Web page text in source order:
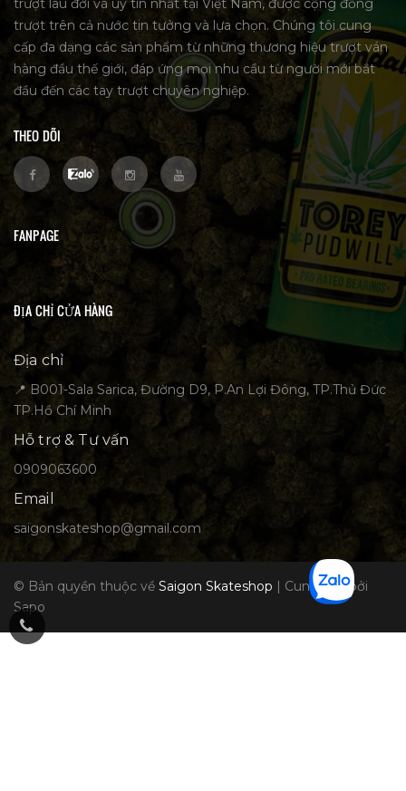
trượt lâu đời và uy tín nhất tại Việt Nam, được cộng đồng
trượt trên cả nước tin tưởng và lựa chọn. Chúng tôi cung
cấp đa dạng các sản phẩm từ những thương hiệu trượt ván
hàng đầu thế giới, đáp ứng mọi nhu cầu từ người mới bắt
đầu đến các tay trượt chuyên nghiệp.
THEO DÕI
FANPAGE
ĐỊA CHỈ CỬA HÀNG
Địa chỉ
📍 B001-Sala Sarica, Đường D9, P.An Lợi Đông, TP.Thủ Đức
TP.Hồ Chí Minh
Hỗ trợ & Tư vấn
0909063600
Email
saigonskateshop@gmail.com
© Bản quyền thuộc về Saigon Skateshop | Cung cấp bởi
Sapo